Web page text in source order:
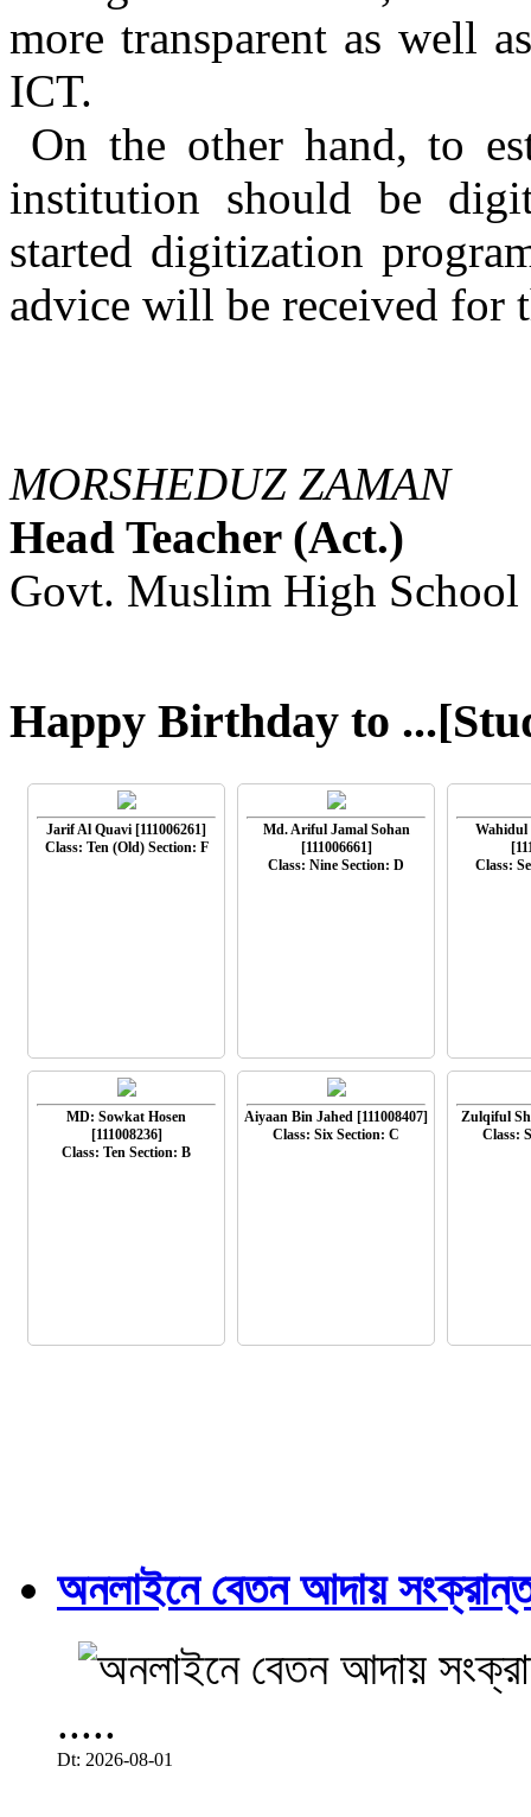
more transparent as well
ICT.
On the other hand, to
institution should be
started digitization
advice will be received for
MORSHEDUZ ZAMAN
Head Teacher (Act.)
Govt. Muslim High School
Happy Birthday to
Jarif Al Quavi [111006261]
Class: Ten (Old) Section: F
Md. Ariful Jamal Sohan
[111006661]
Class: Nine Section: D
Wahidul
Class:
MD: Sowkat Hosen
[111008236]
Class: Ten Section: B
Aiyaan Bin Jahed [111008407]
Class: Six Section: C
Zulqiful
Class:
অনলাইনে বেতন আদায়
.....
Dt: 2026-08-01